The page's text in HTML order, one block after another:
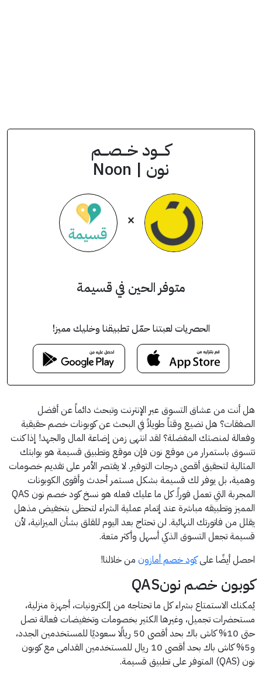
كــــود خـــصـــم
نون | Noon
×
متوفر الحين في قسيمة
الحصريات لعبتنا حمّل تطبيقنا وخليك مميز!
هل أنت من عشاق التسوق عبر الإنترنت وتبحث دائماً عن أفضل
الصفقات؟ هل تضيع وقتاً طويلاً في البحث عن كوبونات خصم حقيقية
وفعالة لمنصتك المفضلة؟ لقد انتهى زمن إضاعة المال والجهد! إذا كنت
تتسوق باستمرار من موقع نون فإن موقع وتطبيق قسيمة هو بوابتك
المثالية لتحقيق أقصى درجات التوفير. لا يقتصر الأمر على تقديم خصومات
وهمية، بل يوفر لك قسيمة بشكل مستمر أحدث وأقوى الكوبونات
المجربة التي تعمل فوراً. كل ما عليك فعله هو نسخ كود خصم نون QAS
المميز وتطبيقه مباشرة عند إتمام عملية الشراء لتحظى بتخفيض مذهل
يقلل من فاتورتك النهائية. لن تحتاج بعد اليوم للقلق بشأن الميزانية، لأن
قسيمة تجعل التسوق الذكي أسهل وأكثر متعة.
احصل أيضًا علىكود خصم أمازون من خلالنا!
كوبون خصم نونQAS
يُمكنك الاستمتاع بشراء كل ما تحتاجه من إلكترونيات، أجهزة منزلية،
مستحضرات تجميل، وغيرها الكثير بخصومات وتخفيضات فعالة تصل
حتى 10% كاش باك بحد أقصى 50 ريالًا سعوديًا للمستخدمين الجدد،
و5% كاش باك بحد أقصى 10 ريال للمستخدمين القدامى مع كوبون
نون (QAS) المتوفر على تطبيق قسيمة.